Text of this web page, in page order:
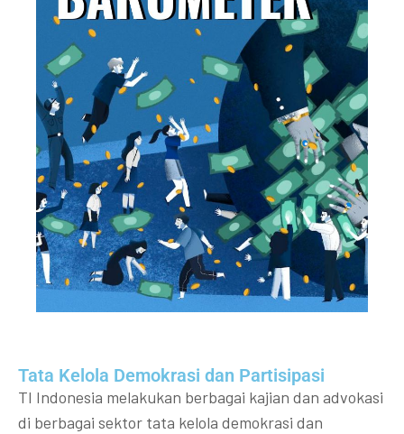
Tata Kelola Demokrasi dan Partisipasi​
TI Indonesia melakukan berbagai kajian dan advokasi
di berbagai sektor tata kelola demokrasi dan